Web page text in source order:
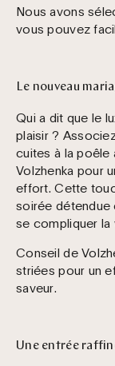
Nous avons
vous pouvez
Le nouveau
Qui a dit que le
plaisir ?
cuites à la poêle
Volzhenka pour
effort. Cette
soirée détendue
se compliquer la
Conseil de
striées pour un
saveur.
Une entrée